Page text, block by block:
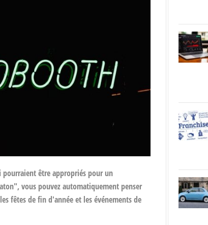
être appropriés pour un
vous pouvez automatiquement penser
fêtes de fin d'année et les événements de